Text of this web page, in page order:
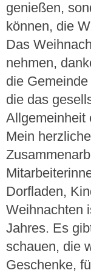
genießen,
können, die
Das
nehmen,
die
die das
Allgemeinheit
Mein
Dorfladen,
Weihnachten
Jahres. Es
schauen, die
Geschenke,